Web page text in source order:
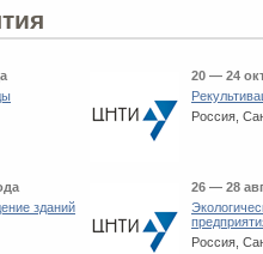
20 — 24
Россия,
зданий
26 — 28
Россия,